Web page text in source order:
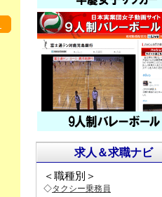
求人＆求職ナビ
＜職種別＞
◇タクシー乗務員